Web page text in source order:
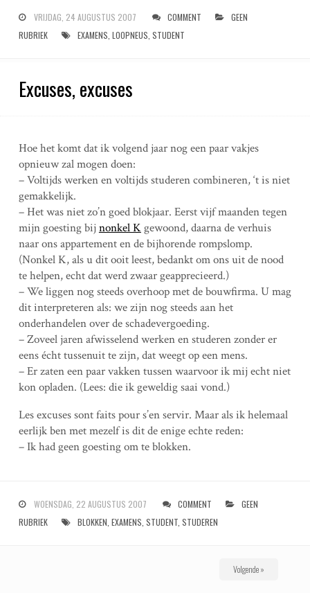
VRIJDAG, 24 AUGUSTUS 2007 COMMENT
GEEN
RUBRIEK
EXAMENS LOOPNEUS STUDENT
Excuses, excuses
Hoe het komt dat ik volgend jaar nog een paar vakjes
opnieuw zal mogen doen:
– Voltijds werken en voltijds studeren combineren, ‘t is niet
gemakkelijk.
– Het was niet zo’n goed blokjaar. Eerst vijf maanden tegen
mijn goesting bijnonkel Kgewoond, daarna de verhuis
naar ons appartement en de bijhorende rompslomp.
(Nonkel K, als u dit ooit leest, bedankt om ons uit de nood
te helpen, echt dat werd zwaar geapprecieerd.)
– We liggen nog steeds overhoop met de bouwfirma. U mag
dit interpreteren als: we zijn nog steeds aan het
onderhandelen over de schadevergoeding.
– Zoveel jaren afwisselend werken en studeren zonder er
eens écht tussenuit te zijn, dat weegt op een mens.
– Er zaten een paar vakken tussen waarvoor ik mij echt niet
kon opladen. (Lees: die ik geweldig saai vond.)
Les excuses sont faits pour s’en servir. Maar als ik helemaal
eerlijk ben met mezelf is dit de enige echte reden:
– Ik had geen goesting om te blokken.
WOENSDAG, 22 AUGUSTUS 2007 COMMENT
GEEN
RUBRIEK
BLOKKEN EXAMENS STUDENT, STUDEREN
Volgende »